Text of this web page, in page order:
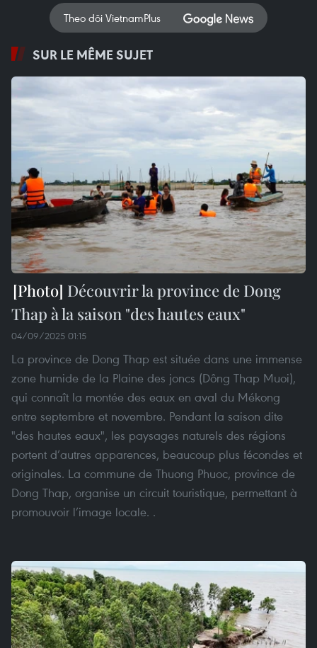
Theo dõi VietnamPlus
SUR LE MÊME SUJET
Découvrir la province de Dong
Thap à la saison "des hautes eaux"
04/09/2025 01:15
La province de Dong Thap est située dans une immense
zone humide de la Plaine des joncs (Dông Thap Muoi),
qui connaît la montée des eaux en aval du Mékong
entre septembre et novembre. Pendant la saison dite
"des hautes eaux", les paysages naturels des régions
portent d’autres apparences, beaucoup plus fécondes et
originales. La commune de Thuong Phuoc, province de
Dong Thap, organise un circuit touristique, permettant à
promouvoir l’image locale. .